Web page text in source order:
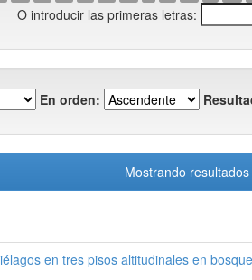
O introducir las primeras letras:
En orden:
Mostrando
en tres pisos altitudinales en